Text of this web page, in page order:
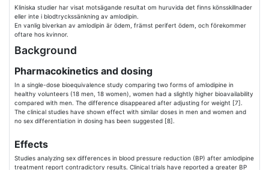
Kliniska studier har visat motsägande resultat om huruvida det finns könsskillnader
eller inte i blodtryckssänkning av amlodipin.
En vanlig biverkan av amlodipin är ödem, främst perifert ödem, och förekommer
oftare hos kvinnor.
Background
Pharmacokinetics and dosing
In a single-dose bioequivalence study comparing two forms of amlodipine in
healthy volunteers (18 men, 18 women), women had a slightly higher bioavailability
compared with men. The difference disappeared after adjusting for weight [7].
The clinical studies have shown effect with similar doses in men and women and
no sex differentiation in dosing has been suggested [8].
Effects
Studies analyzing sex differences in blood pressure reduction (BP) after amlodipine
treatment report contradictory results. Clinical trials have reported a greater BP